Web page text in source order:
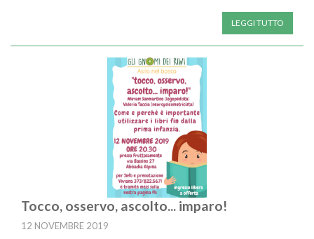
LEGGI TUTTO
Tocco, osservo, ascolto... imparo!
12 NOVEMBRE 2019